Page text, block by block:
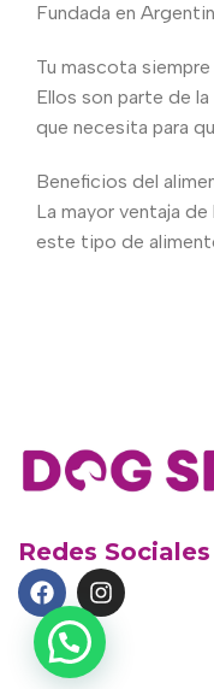
Fundada en
Tu mascota siempre
Ellos son parte de
que necesita para
Beneficios del
La mayor ventaja
este tipo de
Redes Sociales